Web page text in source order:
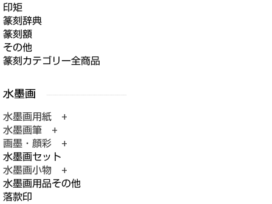
印矩
篆刻辞典
篆刻額
その他
篆刻カテゴリー全商品
水墨画用紙 +
水墨画筆 +
画墨・顔彩 +
水墨画セット
水墨画小物 +
水墨画用品その他
落款印